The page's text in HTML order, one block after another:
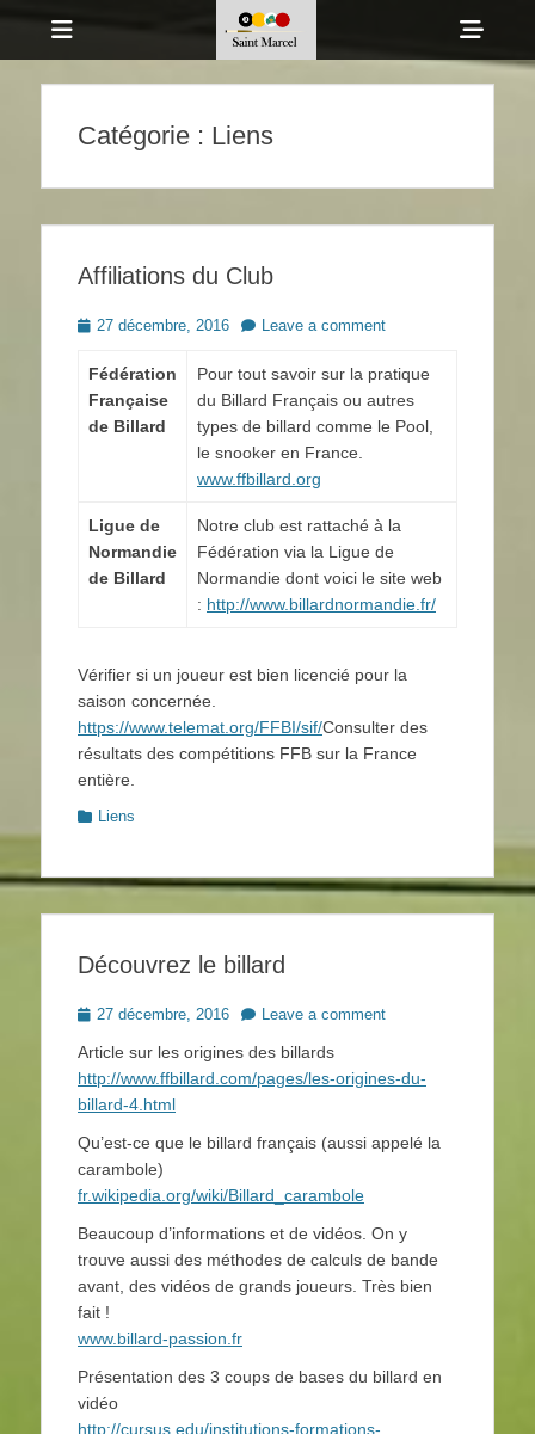
Billard Club de
Catégorie : Liens
Affiliations du Club
Posted
27 décembre, 2016 Leave a comment
Fédération
Française
de Billard
Pour tout savoir sur la pratique
du Billard Français ou autres
types de billard comme le Pool,
le snooker en France.
www.ffbillard.org
Ligue de
Normandie
de Billard
Notre club est rattaché à la
Fédération via la Ligue de
Normandie dont voici le site web
: http://www.billardnormandie.fr/
Vérifier si un joueur est bien licencié pour la
saison concernée.
https://www.telemat.org/FFBI/sif/Consulter des
résultats des compétitions FFB sur la France
entière.
Categories
Liens
Découvrez le billard
Posted
27 décembre, 2016 Leave a comment
Article sur les origines des billards
http://www.ffbillard.com/pages/les-origines-du-
billard-4.html
Qu’est-ce que le billard français (aussi appelé la
carambole)
fr.wikipedia.org/wiki/Billard_carambole
Beaucoup d’informations et de vidéos. On y
trouve aussi des méthodes de calculs de bande
avant, des vidéos de grands joueurs. Très bien
fait !
www.billard-passion.fr
Présentation des 3 coups de bases du billard en
vidéo
http://cursus.edu/institutions-formations-